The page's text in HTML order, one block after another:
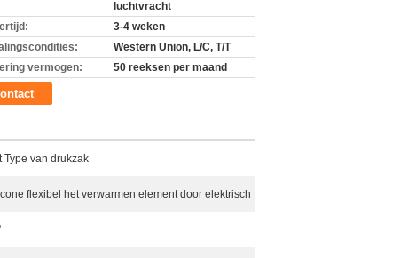
luchtvracht
3-4 weken
Western Union, L/C, T/T
vermogen:
50 reeksen per maand
Type van drukzak
flexibel het verwarmen element door elektrisch